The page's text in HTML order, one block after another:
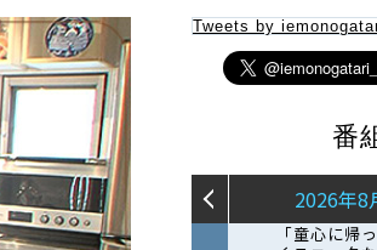
Tweets by
番